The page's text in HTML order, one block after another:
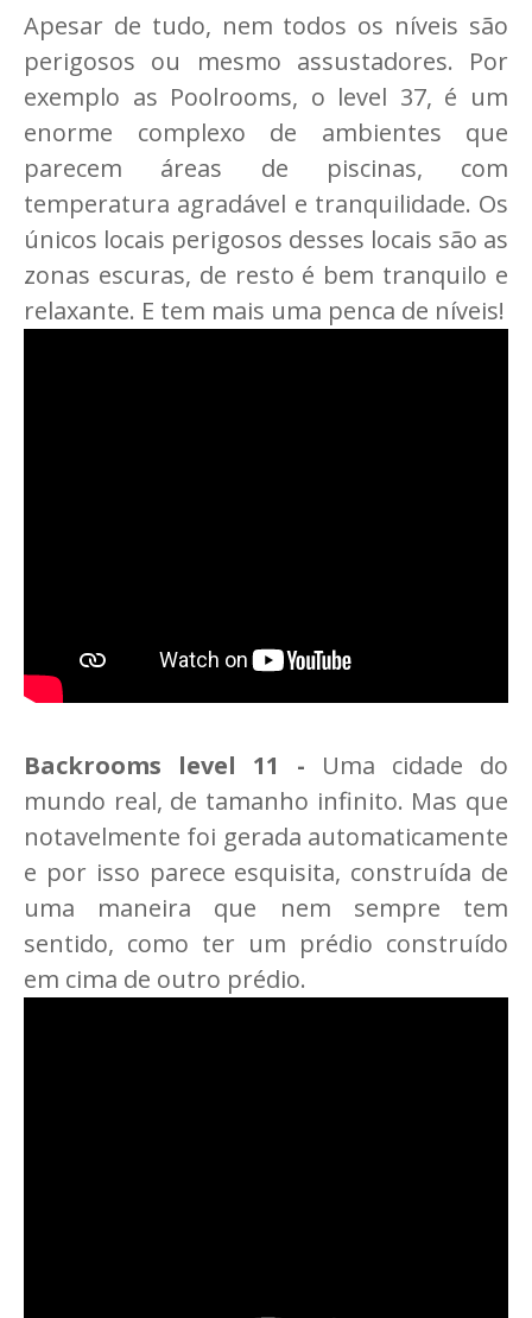
Apesar de tudo, nem todos os níveis são
perigosos ou mesmo assustadores. Por
exemplo as Poolrooms, o level 37, é um
enorme complexo de ambientes que
parecem áreas de piscinas, com
temperatura agradável e tranquilidade. Os
únicos locais perigosos desses locais são as
zonas escuras, de resto é bem tranquilo e
relaxante. E tem mais uma penca de níveis!
Backrooms level 11 - Uma cidade do
mundo real, de tamanho infinito. Mas que
notavelmente foi gerada automaticamente
e por isso parece esquisita, construída de
uma maneira que nem sempre tem
sentido, como ter um prédio construído
em cima de outro prédio.